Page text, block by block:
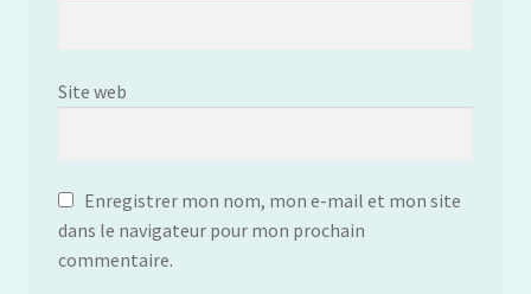
Site web
Enregistrer mon nom, mon e-mail et mon site
dans le navigateur pour mon prochain
commentaire.